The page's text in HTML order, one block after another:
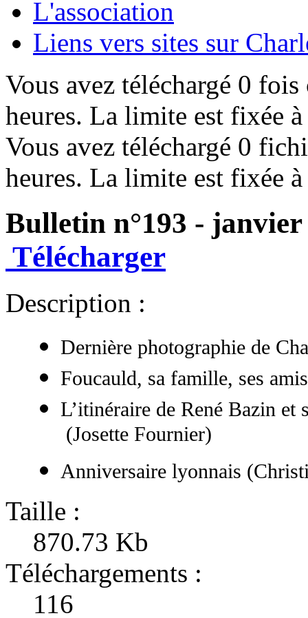
L'association
Liens vers sites sur
Vous avez téléchargé 0
heures. La limite est fixée
Vous avez téléchargé 0
heures. La limite est fixée
Bulletin n°193 - janvier
Télécharger
Description :
Dernière photographie de
Foucauld, sa famille, ses
L’itinéraire de René Bazin et
(Josette Fournier)
Anniversaire lyonnais
Taille :
870.73 Kb
Téléchargements :
116